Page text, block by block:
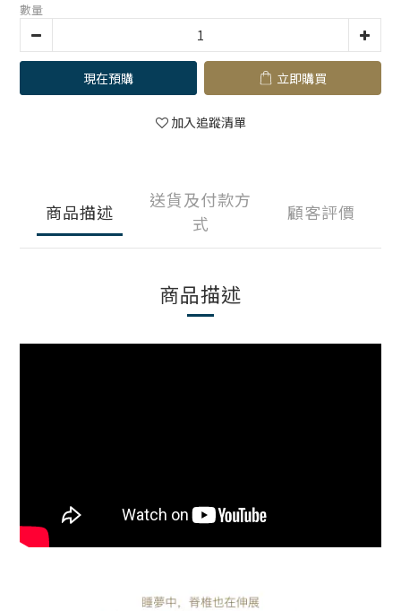
數量
現在預購 立即購買
加入追蹤清單
商品描述
送貨及付款方
式
顧客評價
商品描述